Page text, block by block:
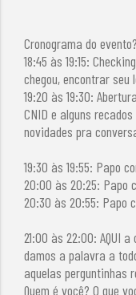
Cronograma do evento?
18:45 às 19:15:
chegou, encontrar
19:20 às 19:30:
CNID e alguns
novidades pra
19:30 às 19:55: Papo
20:00 às 20:25: Papo
20:30 às 20:55: Papo
21:00 às 22:00: AQUI
damos a palavra a
aquelas perguntinhas
Quem é você? O que